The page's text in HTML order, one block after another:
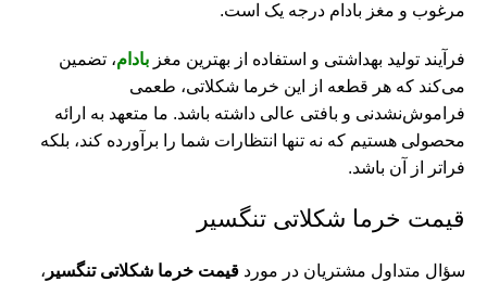
مرغوب و مغز بادام درجه یک است.
فرآیند تولید بهداشتی و استفاده از بهترین مغز بادام، تضمین
می‌کند که هر قطعه از این خرما شکلاتی، طعمی
فراموش‌نشدنی و بافتی عالی داشته باشد. ما متعهد به ارائه
محصولی هستیم که نه تنها انتظارات شما را برآورده کند، بلکه
فراتر از آن باشد.
قیمت خرما شکلاتی تنگسیر
سؤال متداول مشتریان در مورد قیمت خرما شکلاتی تنگسیر ،